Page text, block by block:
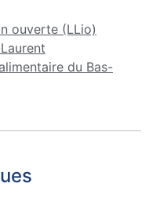
ouverte (LLio)
du Bas-